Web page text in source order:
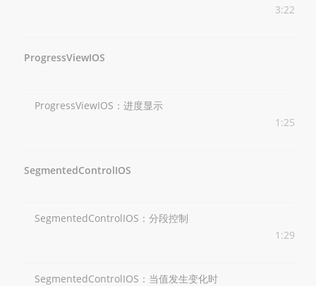
3:22
ProgressViewIOS
ProgressViewIOS：进度显示
1:25
SegmentedControlIOS
SegmentedControlIOS：分段控制
1:29
SegmentedControlIOS：当值发生变化时